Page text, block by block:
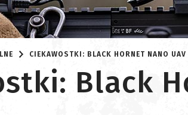
CIEKAWOSTKI: BLACK HORNET NANO UAV
Black